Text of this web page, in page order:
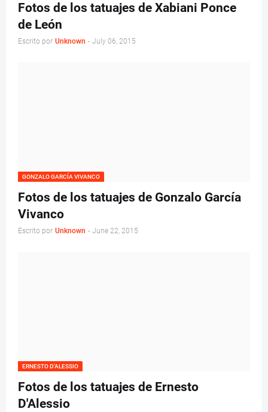
Fotos de los tatuajes de Xabiani Ponce
de León
Escrito por Unknown - July 06, 2015
GONZALO GARCÍA VIVANCO
Fotos de los tatuajes de Gonzalo García
Vivanco
Escrito por Unknown - June 22, 2015
ERNESTO D'ALESSIO
Fotos de los tatuajes de Ernesto
D'Alessio